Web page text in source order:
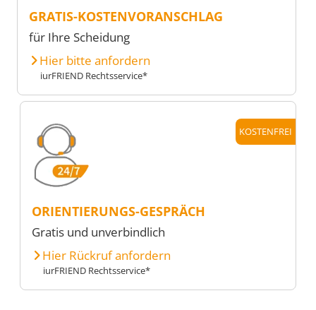
GRATIS-KOSTENVORANSCHLAG
für Ihre Scheidung
Hier bitte anfordern
iurFRIEND Rechtsservice*
KOSTENFREI
ORIENTIERUNGS-GESPRÄCH
Gratis und unverbindlich
Hier Rückruf anfordern
iurFRIEND Rechtsservice*